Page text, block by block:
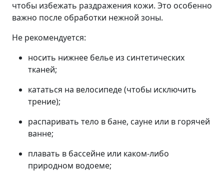
чтобы избежать раздражения кожи. Это особенно
важно после обработки нежной зоны.
Не рекомендуется:
носить нижнее белье из синтетических
тканей;
кататься на велосипеде (чтобы исключить
трение);
распаривать тело в бане, сауне или в горячей
ванне;
плавать в бассейне или каком-либо
природном водоеме;